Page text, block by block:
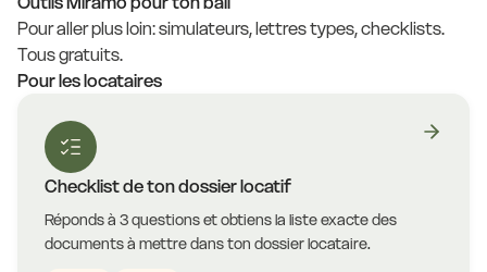
Pour aller plus loin: simulateurs, lettres types, checklists.
Tous gratuits.
Pour les locataires
Checklist de ton dossier locatif
Réponds à 3 questions et obtiens la liste exacte des
documents à mettre dans ton dossier locataire.